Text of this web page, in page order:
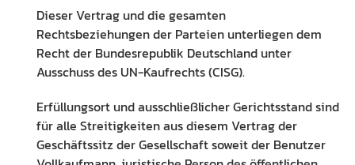
Dieser Vertrag und die gesamten
Rechtsbeziehungen der Parteien unterliegen dem
Recht der Bundesrepublik Deutschland unter
Ausschuss des UN-Kaufrechts (CISG).
Erfüllungsort und ausschließlicher Gerichtsstand sind
für alle Streitigkeiten aus diesem Vertrag der
Geschäftssitz der Gesellschaft soweit der Benutzer